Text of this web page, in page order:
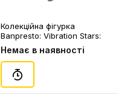
Колекційна фігурка
Banpresto: Vibration Stars:
Demon Slayer: Nezuko
Kamado, (171822)
Немає в наявності